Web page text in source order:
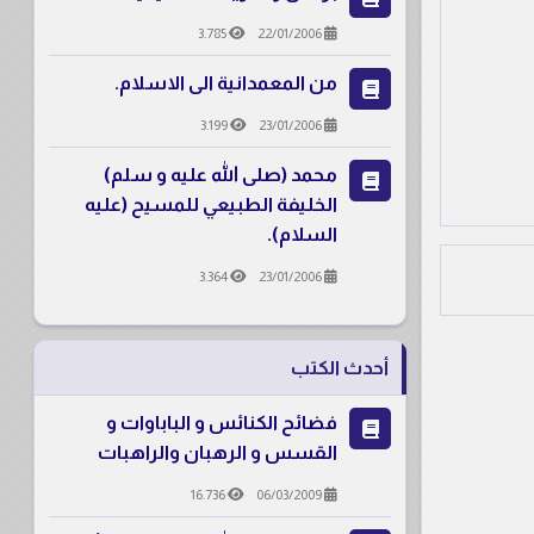
22/01/2006
3.785
من المعمدانية الى الاسلام.
23/01/2006
3.199
محمد (صلى الله عليه و سلم)
الخليفة الطبيعي للمسيح (عليه
السلام).
23/01/2006
3.364
أحدث الكتب
فضائح الكنائس و الباباوات و
القسس و الرهبان والراهبات
06/03/2009
16.736